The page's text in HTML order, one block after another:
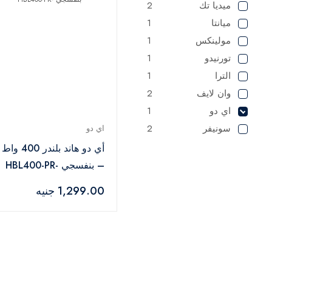
ميديا تك
2
ميانتا
1
مولينكس
1
تورنيدو
1
الترا
1
وان لايف
2
اي دو
1
سونيفر
2 اي دو
أي دو هاند بلندر 400 واط
– بنفسجي -HBL400-PR
1,299.00 جنيه